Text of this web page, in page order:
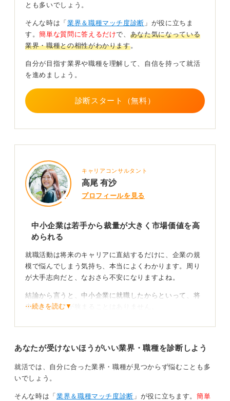
再現性のあるスキルを意識して身に付けキャリアを
また、業界のなかでの立ち位置、顧客基盤、数年先のビ
ジョンが語られているかなどを見ることで、安定性や将
来性は判断しやすくなります。
将来転職を見すえているのであれば、業務を通じて再現
性のあるスキルを意識的に身に付けることが非常に重要
です。
ましょう。
0
とも多いでしょう。
そんな時は「 業界＆職種マッチ度診断 」が役に立ちま
す。簡単な質問に答えるだけで、 あなた気になっている
業界・職種との相性がわかります。
自分が目指す業界や職種を理解して、自信を持って就活
を進めましょう。
診断スタート（無料）
キャリアコンサルタント
高尾 有沙
プロフィールを見る
中小企業は若手から裁量が大きく市場価値を高
められる
就職活動は将来のキャリアに直結するだけに、企業の規
模で悩んでしまう気持ち、本当によくわかります。周り
が大手志向だと、なおさら不安になりますよね。
結論から言うと、中小企業に就職したからといって、将
来のキャリアが狭まることはありません。
るとしたら「どんな環境で、何ができるようになった
中小企業の最大のメリットは、若手のうちから任される
⋯続きを読む▼
あなたが受けないほうがいい業界・職種を診断しよう
就活では、自分に合った業界・職種が見つからず悩むことも多
いでしょう。
そんな時は「 業界＆職種マッチ度診断 」が役に立ちます。 簡単